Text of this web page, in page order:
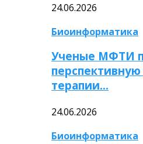
24.06.2026
Биоинформатика
Ученые МФТИ
терапии…
24.06.2026
Биоинформатика